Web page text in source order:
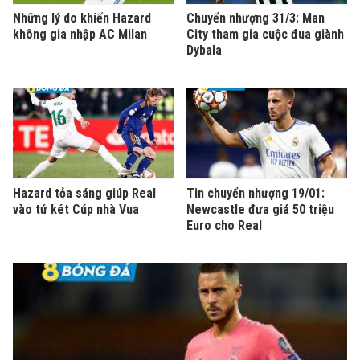
Những lý do khiến Hazard
không gia nhập AC Milan
Chuyển nhượng 31/3: Man
City tham gia cuộc đua giành
Dybala
Hazard tỏa sáng giúp Real
vào tứ két Cúp nhà Vua
Tin chuyển nhượng 19/01:
Newcastle đưa giá 50 triệu
Euro cho Real